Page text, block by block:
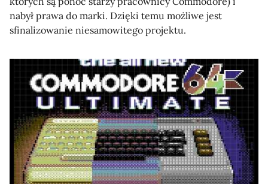
nabył prawa do marki. Dzięki temu możliwe jest
sfinalizowanie niesamowitego projektu.